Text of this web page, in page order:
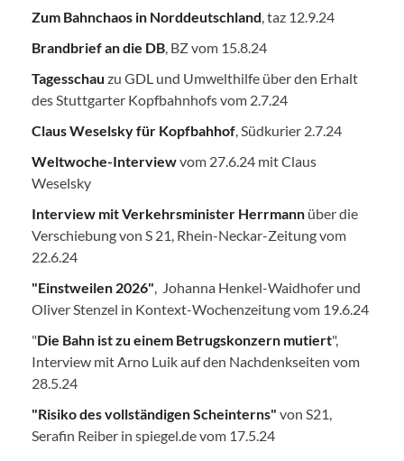
Zum Bahnchaos in Norddeutschland , taz 12.9.24
Brandbrief an die DB , BZ vom 15.8.24
Tagesschau zu GDL und Umwelthilfe über den Erhalt
des Stuttgarter Kopfbahnhofs vom 2.7.24
Claus Weselsky für Kopfbahhof , Südkurier 2.7.24
Weltwoche-Interviewvom 27.6.24 mit Claus
Weselsky
Interview mit Verkehrsminister Herrmann über die
Verschiebung von S 21, Rhein-Neckar-Zeitung vom
22.6.24
"Einstweilen 2026" , Johanna Henkel-Waidhofer und
Oliver Stenzel in Kontext-Wochenzeitung vom 19.6.24
"Die Bahn ist zu einem Betrugskonzern mutiert",
Interview mit Arno Luik auf den Nachdenkseiten vom
28.5.24
"Risiko des vollständigen Scheinterns" von S21,
Serafin Reiber in spiegel.de vom 17.5.24